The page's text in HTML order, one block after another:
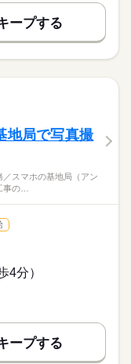
活躍 続きを読む
：00）
ございます。
みんなで
ト体制はバッチリ
登録 続きを読む
、データ分析処理
内の庶務
。
ープする
地局で写真撮
スマホの基地局（アン
事の…
4分）
ープする